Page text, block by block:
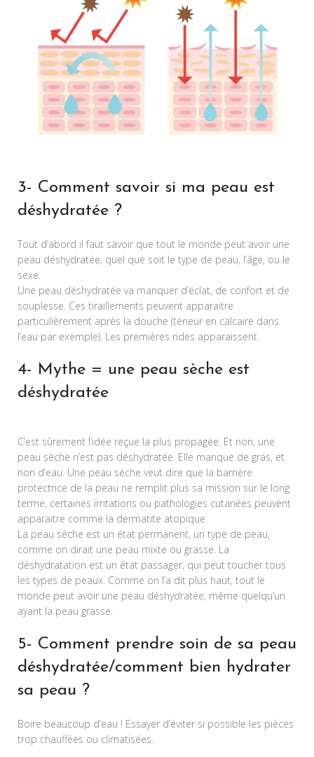
3- Comment savoir si ma peau est
déshydratée ?
Tout d’abord il faut savoir que tout le monde peut avoir une
peau déshydratée, quel que soit le type de peau, l’âge, ou le
sexe.
Une peau déshydratée va manquer d’éclat, de confort et de
souplesse. Ces tiraillements peuvent apparaitre
particulièrement après la douche (teneur en calcaire dans
l’eau par exemple). Les premières rides apparaissent.
4- Mythe = une peau sèche est
déshydratée
C’est sûrement l’idée reçue la plus propagée. Et non, une
peau sèche n’est pas déshydratée. Elle manque de gras, et
non d’eau. Une peau sèche veut dire que la barrière
protectrice de la peau ne remplit plus sa mission sur le long
terme, certaines irritations ou pathologies cutanées peuvent
apparaitre comme la dermatite atopique.
La peau sèche est un état permanent, un type de peau,
comme on dirait une peau mixte ou grasse. La
déshydratation est un état passager, qui peut toucher tous
les types de peaux. Comme on l’a dit plus haut, tout le
monde peut avoir une peau déshydratée, même quelqu’un
ayant la peau grasse.
5- Comment prendre soin de sa peau
déshydratée/comment bien hydrater
sa peau ?
Boire beaucoup d’eau ! Essayer d’éviter si possible les pièces
trop chauffées ou climatisées.